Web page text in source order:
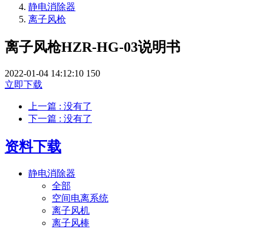
静电消除器
离子风枪
离子风枪HZR-HG-03说明书
2022-01-04 14:12:10 150
立即下载
上一篇 : 没有了
下一篇 : 没有了
资料下载
静电消除器
全部
空间电离系统
离子风机
离子风棒